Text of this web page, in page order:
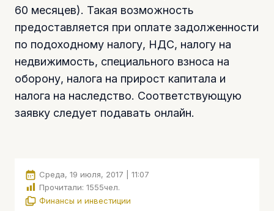
60 месяцев). Такая возможность
предоставляется при оплате задолженности
по подоходному налогу, НДС, налогу на
недвижимость, специального взноса на
оборону, налога на прирост капитала и
налога на наследство. Соответствующую
заявку следует подавать онлайн.
Среда, 19 июля, 2017 | 11:07
Прочитали: 1555чел.
Финансы и инвестиции